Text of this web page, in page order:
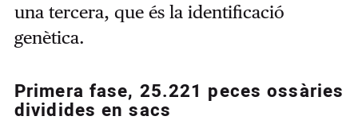
una tercera, que és la identificació
genètica.
Primera fase, 25.221 peces ossàries
dividides en sacs